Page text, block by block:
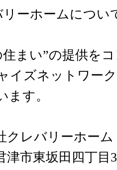
ーホームについ
まい”の提供を
イズネットワー
ます。
クレバリーホーム
津市東坂田四丁目